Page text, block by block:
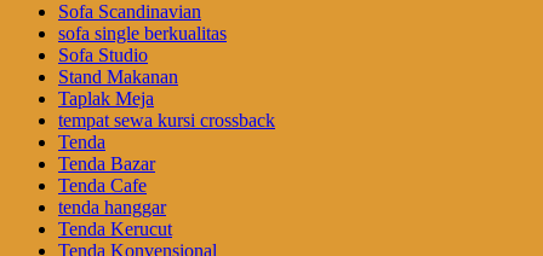
Sofa Scandinavian
sofa single berkualitas
Sofa Studio
Stand Makanan
Taplak Meja
tempat sewa kursi crossback
Tenda
Tenda Bazar
Tenda Cafe
tenda hanggar
Tenda Kerucut
Tenda Konvensional